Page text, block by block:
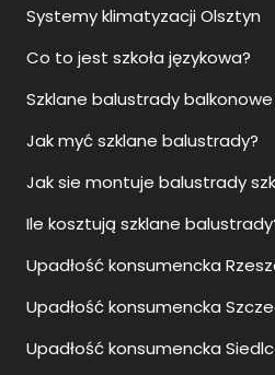
Systemy klimatyzacji Olsztyn
Co to jest szkoła językowa?
Szklane balustrady
Jak myć szklane balustrady?
Jak sie montuje balustrady
Ile kosztują szklane
Upadłość konsumencka
Upadłość konsumencka
Upadłość konsumencka